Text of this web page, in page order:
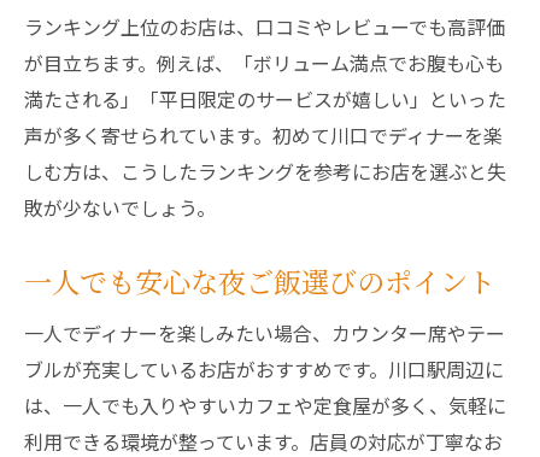
ランキング上位のお店は、口コミやレビューでも高評価
が目立ちます。例えば、「ボリューム満点でお腹も心も
満たされる」「平日限定のサービスが嬉しい」といった
声が多く寄せられています。初めて川口でディナーを楽
しむ方は、こうしたランキングを参考にお店を選ぶと失
敗が少ないでしょう。
一人でも安心な夜ご飯選びのポイント
一人でディナーを楽しみたい場合、カウンター席やテー
ブルが充実しているお店がおすすめです。川口駅周辺に
は、一人でも入りやすいカフェや定食屋が多く、気軽に
利用できる環境が整っています。店員の対応が丁寧なお